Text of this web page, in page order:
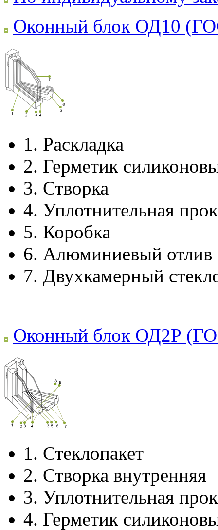
Оконный блок ОД10
1. Раскладка
2. Герметик
3. Створка
4. Уплотнительная
5. Коробка
6. Алюминиевый отлив
7. Двухкамерный
Оконный блок ОД2Р
1. Стеклопакет
2. Створка внутренняя
3. Уплотнительная
4. Герметик